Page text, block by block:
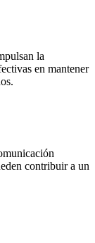
la
en mantener
contribuir a un